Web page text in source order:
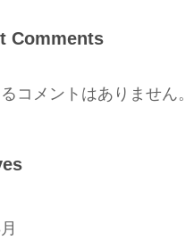
Comments
コメントはありません。